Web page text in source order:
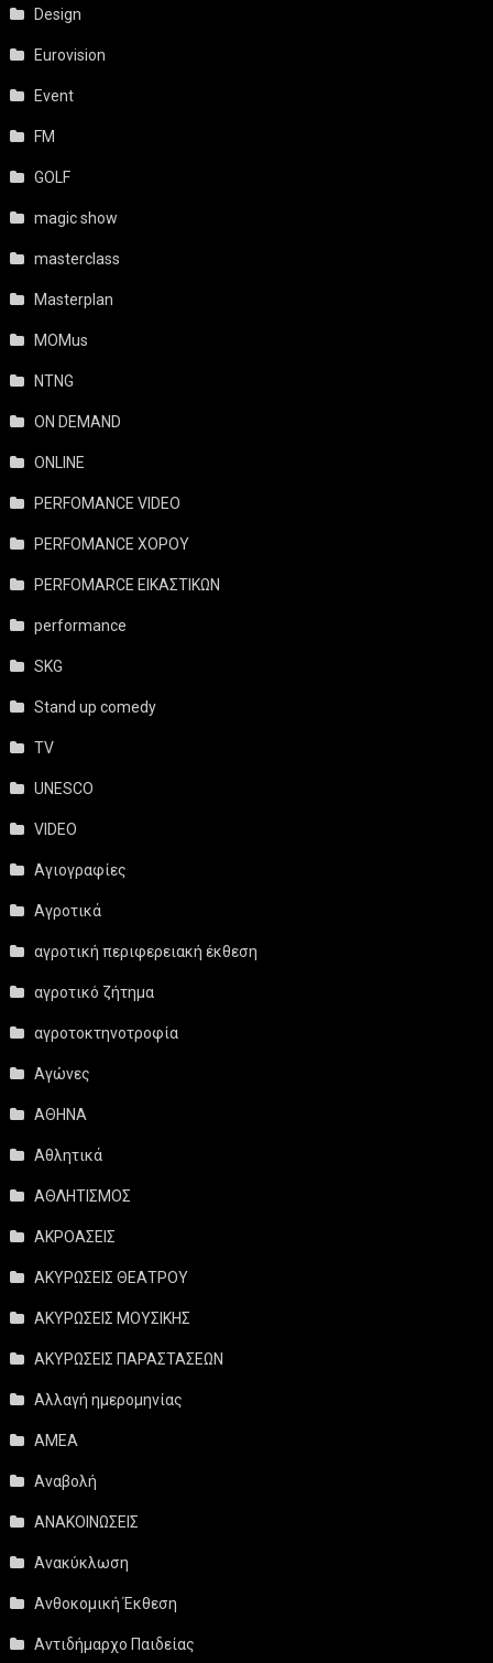
Design
Eurovision
Event
FM
GOLF
magic show
masterclass
Masterplan
MOMus
NTNG
ON DEMAND
ONLINE
PERFOMANCE VIDEO
PERFOMANCE ΧΟΡΟΥ
PERFOMARCE ΕΙΚΑΣΤΙΚΩΝ
performance
SKG
Stand up comedy
TV
UNESCO
VIDEO
Αγιογραφίες
Αγροτικά
αγροτική περιφερειακή έκθεση
αγροτικό ζήτημα
αγροτοκτηνοτροφία
Αγώνες
ΑΘΗΝΑ
Αθλητικά
ΑΘΛΗΤΙΣΜΟΣ
ΑΚΡΟΑΣΕΙΣ
ΑΚΥΡΩΣΕΙΣ ΘΕΑΤΡΟΥ
ΑΚΥΡΩΣΕΙΣ ΜΟΥΣΙΚΗΣ
ΑΚΥΡΩΣΕΙΣ ΠΑΡΑΣΤΑΣΕΩΝ
Αλλαγή ημερομηνίας
ΑΜΕΑ
Αναβολή
ΑΝΑΚΟΙΝΩΣΕΙΣ
Ανακύκλωση
Ανθοκομική Έκθεση
Αντιδήμαρχο Παιδείας